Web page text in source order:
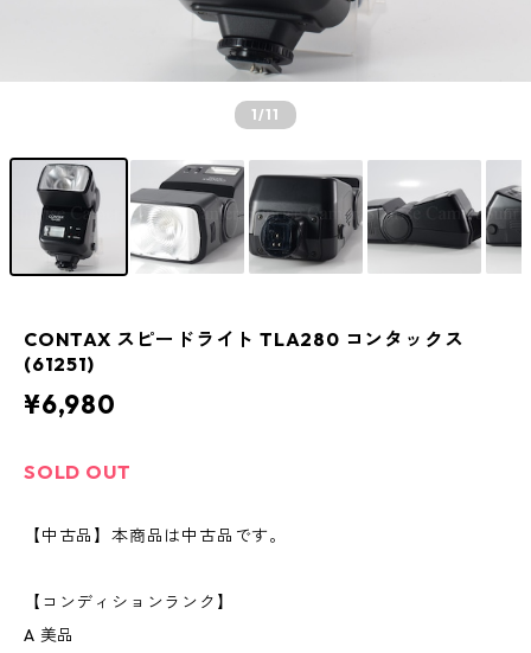
1/11
CONTAX スピードライト TLA280 コンタックス
(61251)
¥6,980
SOLD OUT
【中古品】本商品は中古品です。
【コンディションランク】
A 美品